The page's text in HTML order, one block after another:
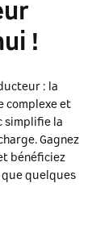
!
: la
complexe et
simplifie la
Gagnez
bénéficiez
quelques